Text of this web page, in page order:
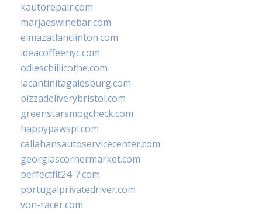
kautorepair.com
marjaeswinebar.com
elmazatlanclinton.com
ideacoffeenyc.com
odieschillicothe.com
lacantinitagalesburg.com
pizzadeliverybristol.com
greenstarsmogcheck.com
happypawspl.com
callahansautoservicecenter.com
georgiascornermarket.com
perfectfit24-7.com
portugalprivatedriver.com
von-racer.com